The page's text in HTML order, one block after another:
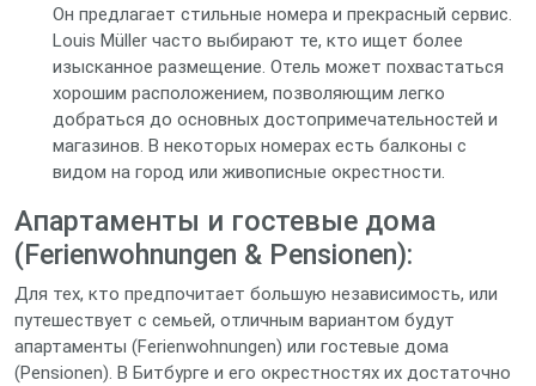
Он предлагает стильные номера и прекрасный сервис.
Louis Müller часто выбирают те, кто ищет более
изысканное размещение. Отель может похвастаться
хорошим расположением, позволяющим легко
добраться до основных достопримечательностей и
магазинов. В некоторых номерах есть балконы с
видом на город или живописные окрестности.
Апартаменты и гостевые дома
(Ferienwohnungen & Pensionen):
Для тех, кто предпочитает большую независимость, или
путешествует с семьей, отличным вариантом будут
апартаменты (Ferienwohnungen) или гостевые дома
(Pensionen). В Битбурге и его окрестностях их достаточно